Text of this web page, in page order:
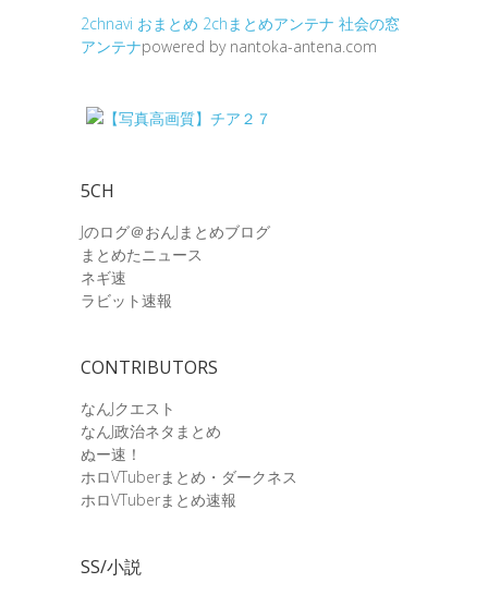
2chnavi おまとめ 2chまとめアンテナ 社会の窓
アンテナpowered by nantoka-antena.com
5CH
Jのログ＠おんJまとめブログ
まとめたニュース
ネギ速
ラビット速報
CONTRIBUTORS
なんJクエスト
なんJ政治ネタまとめ
ぬー速！
ホロVTuberまとめ・ダークネス
ホロVTuberまとめ速報
SS/小説